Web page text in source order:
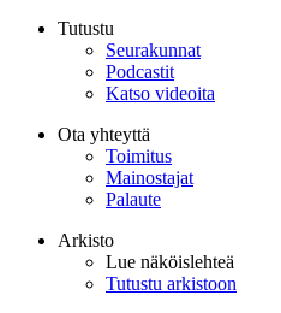
Tutustu
Seurakunnat
Podcastit
Katso videoita
Ota yhteyttä
Toimitus
Mainostajat
Palaute
Arkisto
Lue näköislehteä
Tutustu arkistoon